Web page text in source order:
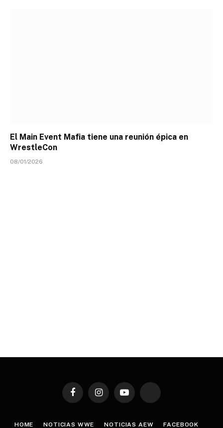
El Main Event Mafia tiene una reunión épica en
WrestleCon
08/01/2026
FacebookInstagramYouTube TikTok
HOME NOTICIAS WWE NOTICIAS AEW FACEBOOK